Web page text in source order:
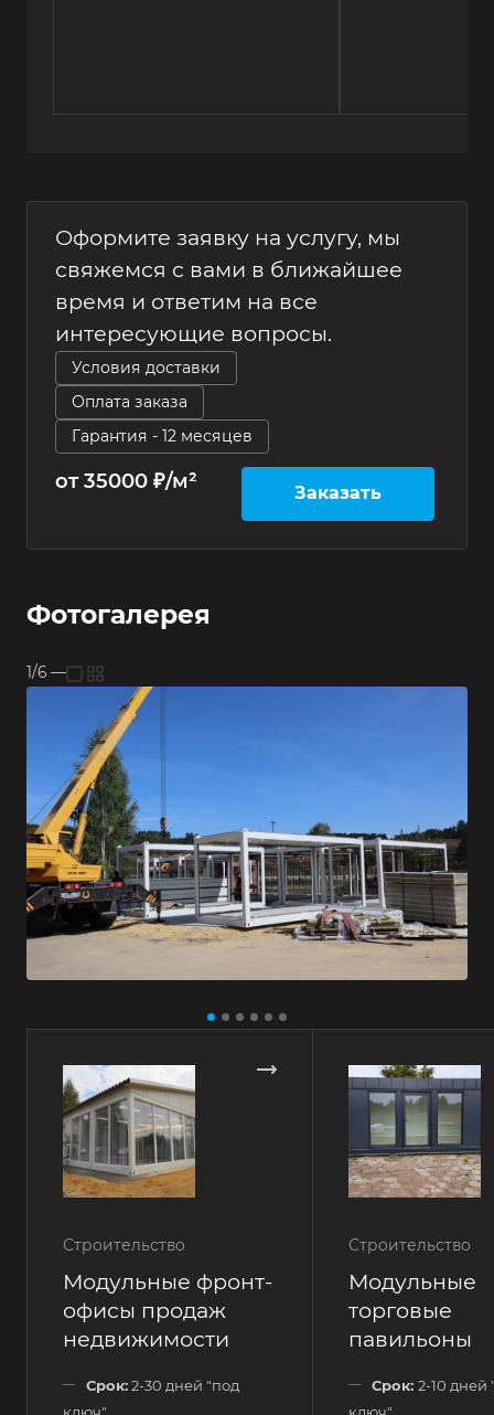
Оформите заявку на услугу, мы
свяжемся с вами в ближайшее
время и ответим на все
интересующие вопросы.
Условия доставки
Оплата заказа
Гарантия - 12 месяцев
от 35000 ₽/м² Заказать
Фотогалерея
1/6 —
Строительство
Модульные фронт-
офисы продаж
недвижимости
Срок:2-30 дней "под
ключ"
Строительство
Модульные
торговые
павильоны
Срок: 2-10 дней
ключ"